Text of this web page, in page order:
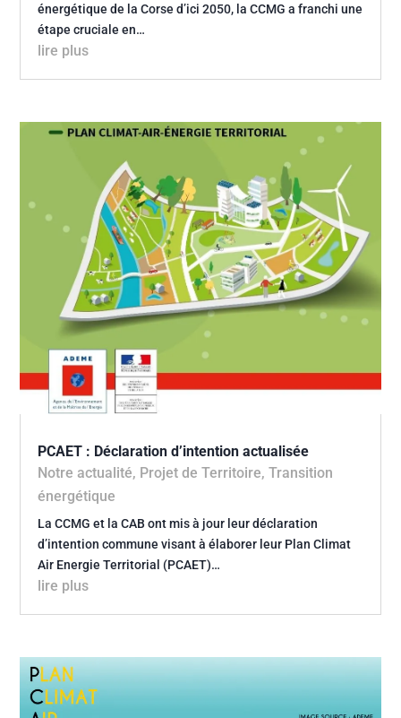
énergétique de la Corse d’ici 2050, la CCMG a franchi une
étape cruciale en…
lire plus
PCAET : Déclaration d’intention actualisée
Notre actualité, Projet de Territoire,Transition
énergétique
La CCMG et la CAB ont mis à jour leur déclaration
d’intention commune visant à élaborer leur Plan Climat
Air Energie Territorial (PCAET)…
lire plus